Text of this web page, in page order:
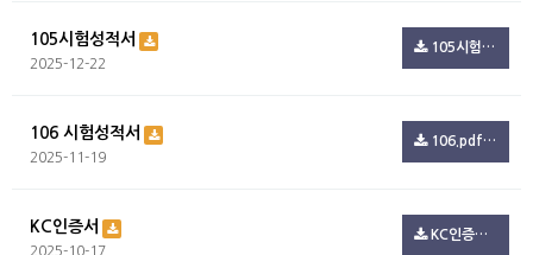
105시험성적서
2025-12-22
105시험.pdf(801.6K)
106 시험성적서
2025-11-19
106.pdf(244.7K)
KC인증서
2025-10-17
KC인증서 3.pdf(722.3K)